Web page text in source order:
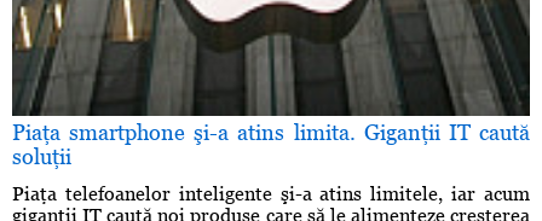
Piaţa smartphone şi-a atins limita. Giganţii IT caută
soluţii
Piaţa telefoanelor inteligente şi-a atins limitele, iar acum
giganţii IT caută noi produse care să le alimenteze creşterea